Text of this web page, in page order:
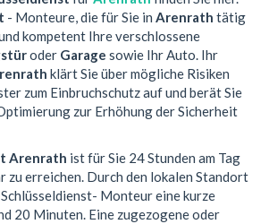
- Monteure, die für Sie in Arenrath tätig
kompetent Ihre verschlossene
oder Garage sowie Ihr Auto. Ihr
klärt Sie über mögliche Risiken
zum Einbruchschutz auf und berät Sie
zur Erhöhung der Sicherheit
Arenrath ist für Sie 24 Stunden am Tag
zu erreichen. Durch den lokalen Standort
Monteur eine kurze
20 Minuten. Eine zugezogene oder